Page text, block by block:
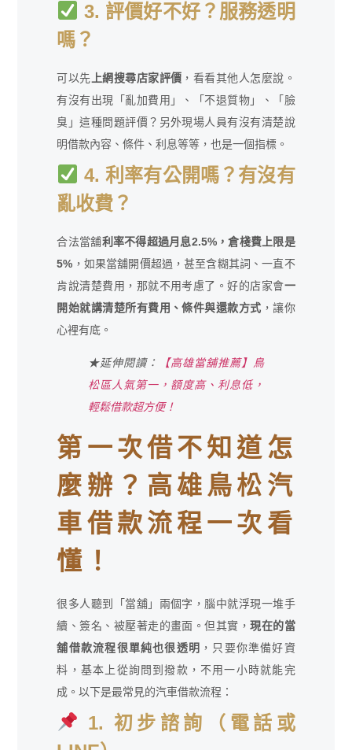
3. 評價好不好？服務透明
嗎？
可以先 上網搜尋店家評價 ，看看其他人怎麼說。
有沒有出現「亂加費用」、「不退質物」、「臉
臭」這種問題評價？另外現場人員有沒有清楚說
明借款內容、條件、利息等等，也是一個指標。
4. 利率有公開嗎？有沒有
亂收費？
合法當舖利率不得超過月息2.5%，倉棧費上限是
5% ，如果當舖開價超過，甚至含糊其詞、一直不
肯說清楚費用，那就不用考慮了。好的店家會一
開始就講清楚所有費用、條件與還款方式 ，讓你
心裡有底。
★延伸閱讀：
【高雄當舖推薦】鳥
松區人氣第一，額度高、利息低，
輕鬆借款超方便！
第一次借不知道怎
麼辦？高雄鳥松汽
車借款流程一次看
懂！
很多人聽到「當舖」兩個字，腦中就浮現一堆手
續、簽名、被壓著走的畫面。但其實，現在的當
舖借款流程很單純也很透明 ，只要你準備好資
料，基本上從詢問到撥款，不用一小時就能完
成。以下是最常見的汽車借款流程：
1. 初步諮詢（電話或